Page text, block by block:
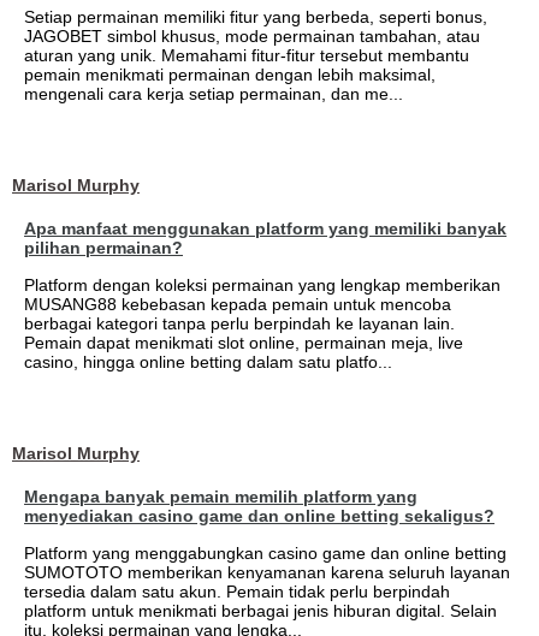
Setiap permainan memiliki fitur yang berbeda, seperti bonus,
JAGOBET simbol khusus, mode permainan tambahan, atau
aturan yang unik. Memahami fitur-fitur tersebut membantu
pemain menikmati permainan dengan lebih maksimal,
mengenali cara kerja setiap permainan, dan me...
Marisol Murphy
Apa manfaat menggunakan platform yang memiliki banyak
pilihan permainan?
Platform dengan koleksi permainan yang lengkap memberikan
MUSANG88 kebebasan kepada pemain untuk mencoba
berbagai kategori tanpa perlu berpindah ke layanan lain.
Pemain dapat menikmati slot online, permainan meja, live
casino, hingga online betting dalam satu platfo...
Marisol Murphy
Mengapa banyak pemain memilih platform yang
menyediakan casino game dan online betting sekaligus?
Platform yang menggabungkan casino game dan online betting
SUMOTOTO memberikan kenyamanan karena seluruh layanan
tersedia dalam satu akun. Pemain tidak perlu berpindah
platform untuk menikmati berbagai jenis hiburan digital. Selain
itu, koleksi permainan yang lengka...